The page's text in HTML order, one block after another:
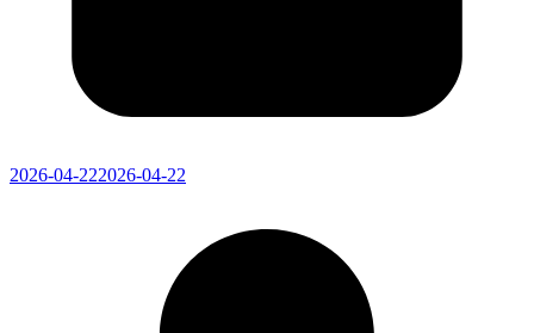
2026-04-222026-04-22